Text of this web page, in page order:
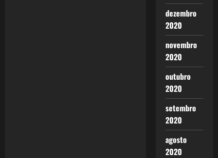
dezembro
2020
novembro
2020
outubro
2020
setembro
2020
agosto
2020